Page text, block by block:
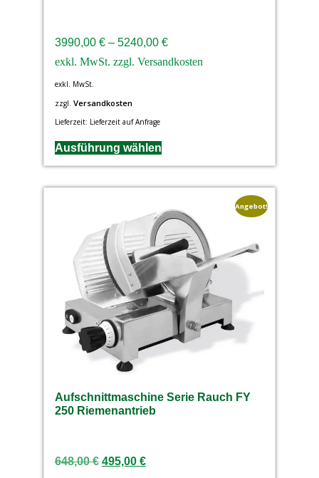
3990,00 €– 5240,00 €
exkl. MwSt.
zzgl. Versandkosten
Lieferzeit: Lieferzeit auf Anfrage
Ausführung wählen
Angebot!
Aufschnittmaschine Serie Rauch FY
250 Riemenantrieb
648,00€ 495,00 €